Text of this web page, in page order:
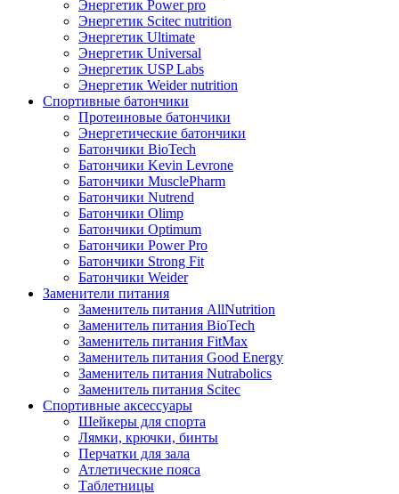
Энергетик Power pro
Энергетик Scitec nutrition
Энергетик Ultimate
Энергетик Universal
Энергетик USP Labs
Энергетик Weider nutrition
Спортивные батончики
Протеиновые батончики
Энергетические батончики
Батончики BioTech
Батончики Kevin Levrone
Батончики MusclePharm
Батончики Nutrend
Батончики Olimp
Батончики Optimum
Батончики Power Pro
Батончики Strong Fit
Батончики Weider
Заменители питания
Заменитель питания AllNutrition
Заменитель питания BioTech
Заменитель питания FitMax
Заменитель питания Good Energy
Заменитель питания Nutrabolics
Заменитель питания Scitec
Спортивные аксессуары
Шейкеры для спорта
Лямки, крючки, бинты
Перчатки для зала
Атлетические пояса
Таблетницы